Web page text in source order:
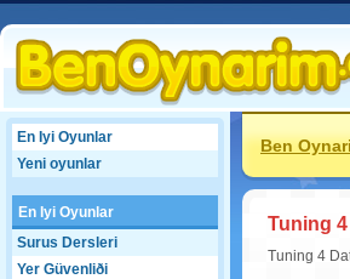
En Iyi Oyunlar
Yeni oyunlar
En Iyi Oyunlar
Surus Dersleri
Yer Güvenliði
Ben
Tuning
Tuning 4